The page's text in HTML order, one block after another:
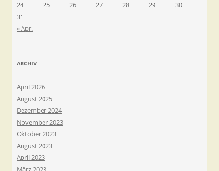
24
25 26 27 28 29
30
31
« Apr.
ARCHIV
April 2026
August 2025
Dezember 2024
November 2023
Oktober 2023
August 2023
April 2023